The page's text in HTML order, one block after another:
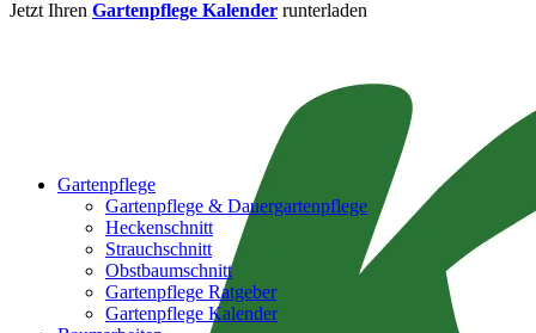
Jetzt Ihren Gartenpflege Kalender runterladen
Gartenpflege
Gartenpflege & Dauergartenpflege
Heckenschnitt
Strauchschnitt
Obstbaumschnitt
Gartenpflege Ratgeber
Gartenpflege Kalender